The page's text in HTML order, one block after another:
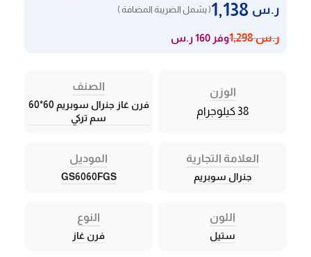
ر.س ( يشمل الضريبة المضافة )
ر.س1,298 وفر 160 ر.س
الوزن
38 كيلوجرام
الصنف
فرن غاز جنرال سوبريم 60*60
سم تركي
العلامة التجارية
جنرال سوبريم
الموديل
GS6060FGS
اللون
ستيل
النوع
فرن غاز